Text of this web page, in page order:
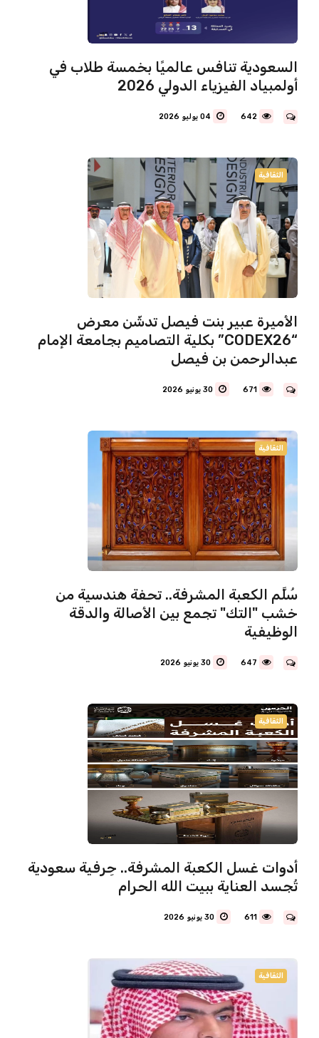
السعودية تنافس عالميًا بخمسة طلاب في
أولمبياد الفيزياء الدولي 2026
642 04 يوليو 2026
الثقافية
الأميرة عبير بنت فيصل تدشّن معرض
“CODEX26” بكلية التصاميم بجامعة الإمام
عبدالرحمن بن فيصل
671 30 يونيو 2026
الثقافية
سُلَّم الكعبة المشرفة.. تحفة هندسية من
خشب "التك" تجمع بين الأصالة والدقة
الوظيفية
647 30 يونيو 2026
الثقافية
أدوات غسل الكعبة المشرفة.. حِرفية سعودية
تُجسد العناية ببيت الله الحرام
611 30 يونيو 2026
الثقافية